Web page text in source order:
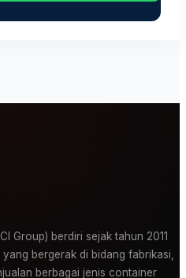
Group) berdiri sejak tahun 2011
bergerak di bidang fabrikasi,
berbagai jenis container